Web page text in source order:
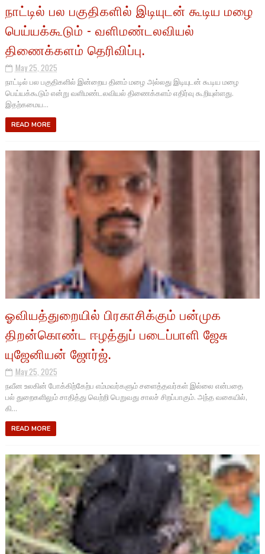
நாட்டில் பல பகுதிகளில் இடியுடன் கூடிய மழை
பெய்யக்கூடும் - வளிமண்டலவியல்
திணைக்களம் தெரிவிப்பு.
May 25, 2025
நாட்டில் பல பகுதிகளில் இன்றைய தினம் மழை அல்லது இடியுடன் கூடிய மழை
பெய்யக்கூடும் என்று வளிமண்டலவியல் திணைக்களம் எதிர்வு கூறியுள்ளது.
இதற்கமைய...
READ MORE
ஓவியத்துறையில் பிரகாசிக்கும் பன்முக
திறன்கொண்ட ஈழத்துப் படைப்பாளி ஜேசு
யுஜேனியன் ஜோர்ஜ்.
May 25, 2025
நவீன உலகின் போக்கிற்கேற்ப எம்மவர்களும் சளைத்தவர்கள் இல்லை என்பதை
பல் துறைகளிலும் சாதித்து வெற்றி பெறுவது சாலச் சிறப்பாகும். அந்த வகையில்,
கி...
READ MORE